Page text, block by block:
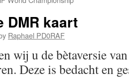
DMR kaart
Raphael PD0RAF
wij u de bètaversie
Deze is bedacht en